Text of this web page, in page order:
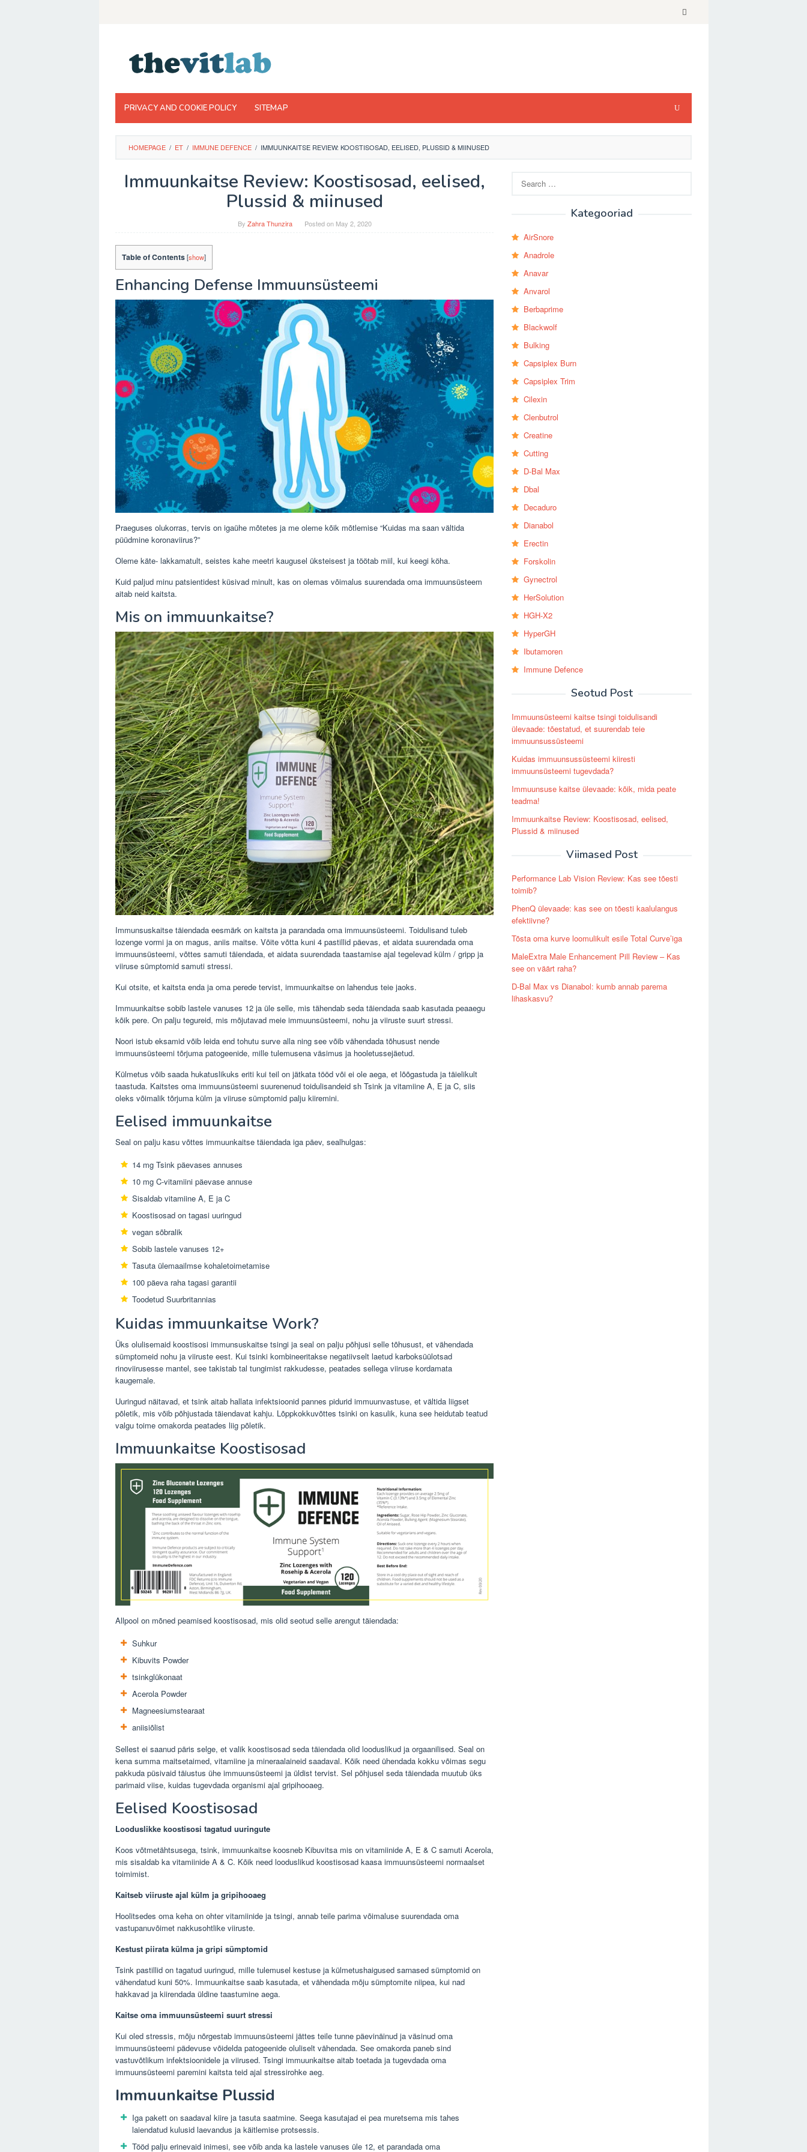
PRIVACY AND COOKIE POLICY SITEMAP
HOMEPAGE / ET / IMMUNE DEFENCE / IMMUUNKAITSE REVIEW: KOOSTISOSAD, EELISED, PLUSSID & MIINUSED
Immuunkaitse Review: Koostisosad, eelised,
Plussid & miinused
By Zahra Thunzira Posted on May 2, 2020
Table of Contents[show]
Enhancing Defense Immuunsüsteemi
Praeguses olukorras, tervis on igaühe mõtetes ja me oleme kõik mõtlemise “Kuidas ma saan vältida
püüdmine koronaviirus?”
Oleme käte- lakkamatult, seistes kahe meetri kaugusel üksteisest ja töötab miil, kui keegi köha.
Kuid paljud minu patsientidest küsivad minult, kas on olemas võimalus suurendada oma immuunsüsteem
aitab neid kaitsta.
Mis on immuunkaitse?
Immunsuskaitse täiendada eesmärk on kaitsta ja parandada oma immuunsüsteemi. Toidulisand tuleb
lozenge vormi ja on magus, aniis maitse. Võite võtta kuni 4 pastillid päevas, et aidata suurendada oma
immuunsüsteemi, võttes samuti täiendada, et aidata suurendada taastamise ajal tegelevad külm / gripp ja
viiruse sümptomid samuti stressi.
Kui otsite, et kaitsta enda ja oma perede tervist, immuunkaitse on lahendus teie jaoks.
Immuunkaitse sobib lastele vanuses 12 ja üle selle, mis tähendab seda täiendada saab kasutada peaaegu
kõik pere. On palju tegureid, mis mõjutavad meie immuunsüsteemi, nohu ja viiruste suurt stressi.
Noori istub eksamid võib leida end tohutu surve alla ning see võib vähendada tõhusust nende
immuunsüsteemi tõrjuma patogeenide, mille tulemusena väsimus ja hooletussejäetud.
Külmetus võib saada hukatuslikuks eriti kui teil on jätkata tööd või ei ole aega, et lõõgastuda ja täielikult
taastuda. Kaitstes oma immuunsüsteemi suurenenud toidulisandeid sh Tsink ja vitamiine A, E ja C, siis
oleks võimalik tõrjuma külm ja viiruse sümptomid palju kiiremini.
Eelised immuunkaitse
Seal on palju kasu võttes immuunkaitse täiendada iga päev, sealhulgas:
14 mg Tsink päevases annuses
10 mg C-vitamiini päevase annuse
Sisaldab vitamiine A, E ja C
Koostisosad on tagasi uuringud
vegan sõbralik
Sobib lastele vanuses 12+
Tasuta ülemaailmse kohaletoimetamise
100 päeva raha tagasi garantii
Toodetud Suurbritannias
Kuidas immuunkaitse Work?
Üks olulisemaid koostisosi immunsuskaitse tsingi ja seal on palju põhjusi selle tõhusust, et vähendada
sümptomeid nohu ja viiruste eest. Kui tsinki kombineeritakse negatiivselt laetud karboksüülotsad
rinoviirusesse mantel, see takistab tal tungimist rakkudesse, peatades sellega viiruse kordamata
kaugemale.
Uuringud näitavad, et tsink aitab hallata infektsioonid pannes pidurid immuunvastuse, et vältida liigset
põletik, mis võib põhjustada täiendavat kahju. Lõppkokkuvõttes tsinki on kasulik, kuna see heidutab teatud
valgu toime omakorda peatades liig põletik.
Immuunkaitse Koostisosad
Allpool on mõned peamised koostisosad, mis olid seotud selle arengut täiendada:
Suhkur
Kibuvits Powder
tsinkglükonaat
Acerola Powder
Magneesiumstearaat
aniisiõlist
Sellest ei saanud päris selge, et valik koostisosad seda täiendada olid looduslikud ja orgaanilised. Seal on
kena summa maitsetaimed, vitamiine ja mineraalaineid saadaval. Kõik need ühendada kokku võimas segu
pakkuda püsivaid täiustus ühe immuunsüsteemi ja üldist tervist. Sel põhjusel seda täiendada muutub üks
parimaid viise, kuidas tugevdada organismi ajal gripihooaeg.
Eelised Koostisosad
Looduslikke koostisosi tagatud uuringute
Koos võtmetähtsusega, tsink, immuunkaitse koosneb Kibuvitsa mis on vitamiinide A, E & C samuti Acerola,
mis sisaldab ka vitamiinide A & C. Kõik need looduslikud koostisosad kaasa immuunsüsteemi normaalset
toimimist.
Kaitseb viiruste ajal külm ja gripihooaeg
Hoolitsedes oma keha on ohter vitamiinide ja tsingi, annab teile parima võimaluse suurendada oma
vastupanuvõimet nakkusohtlike viiruste.
Kestust piirata külma ja gripi sümptomid
Tsink pastillid on tagatud uuringud, mille tulemusel kestuse ja külmetushaigused sarnased sümptomid on
vähendatud kuni 50%. Immuunkaitse saab kasutada, et vähendada mõju sümptomite niipea, kui nad
hakkavad ja kiirendada üldine taastumine aega.
Kaitse oma immuunsüsteemi suurt stressi
Kui oled stressis, mõju nõrgestab immuunsüsteemi jättes teile tunne päevinäinud ja väsinud oma
immuunsüsteemi pädevuse võidelda patogeenide oluliselt vähendada. See omakorda paneb sind
vastuvõtlikum infektsioonidele ja viirused. Tsingi immuunkaitse aitab toetada ja tugevdada oma
immuunsüsteemi paremini kaitsta teid ajal stressirohke aeg.
Immuunkaitse Plussid
Iga pakett on saadaval kiire ja tasuta saatmine. Seega kasutajad ei pea muretsema mis tahes
laiendatud kulusid laevandus ja käitlemise protsessis.
Tööd palju erinevaid inimesi, see võib anda ka lastele vanuses üle 12, et parandada oma
for:
Kategooriad
AirSnore
Anadrole
Anavar
Anvarol
Berbaprime
Blackwolf
Bulking
Capsiplex Burn
Capsiplex Trim
Cilexin
Clenbutrol
Creatine
Cutting
D-Bal Max
Dbal
Decaduro
Dianabol
Erectin
Forskolin
Gynectrol
HerSolution
HGH-X2
HyperGH
Ibutamoren
Immune Defence
Seotud Post
Immuunsüsteemi kaitse tsingi toidulisandi
ülevaade: tõestatud, et suurendab teie
immuunsussüsteemi
Kuidas immuunsussüsteemi kiiresti
immuunsüsteemi tugevdada?
Immuunsuse kaitse ülevaade: kõik, mida peate
teadma!
Immuunkaitse Review: Koostisosad, eelised,
Plussid & miinused
Viimased Post
Performance Lab Vision Review: Kas see tõesti
toimib?
PhenQ ülevaade: kas see on tõesti kaalulangus
efektiivne?
Tõsta oma kurve loomulikult esile Total Curve’iga
MaleExtra Male Enhancement Pill Review – Kas
see on väärt raha?
D-Bal Max vs Dianabol: kumb annab parema
lihaskasvu?